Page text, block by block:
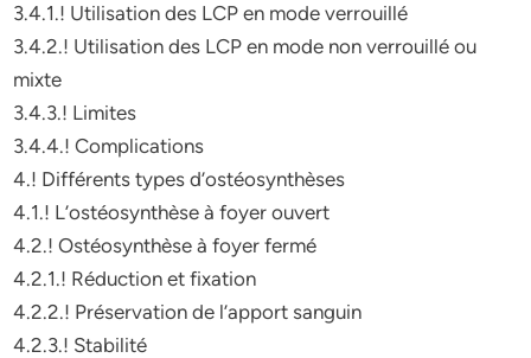
3.4.1.! Utilisation des LCP en mode verrouillé
3.4.2.! Utilisation des LCP en mode non verrouillé ou
mixte
3.4.3.! Limites
3.4.4.! Complications
4.! Différents types d’ostéosynthèses
4.1.! L’ostéosynthèse à foyer ouvert
4.2.! Ostéosynthèse à foyer fermé
4.2.1.! Réduction et fixation
4.2.2.! Préservation de l’apport sanguin
4.2.3.! Stabilité